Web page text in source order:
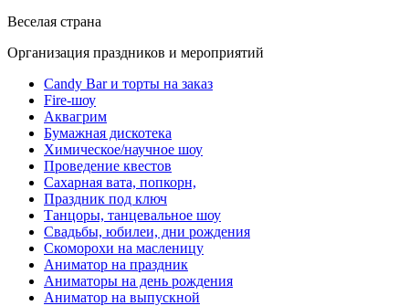
Веселая страна
Организация праздников и мероприятий
Candy Bar и торты на заказ
Fire-шоу
Аквагрим
Бумажная дискотека
Химическое/научное шоу
Проведение квестов
Сахарная вата, попкорн,
Праздник под ключ
Танцоры, танцевальное шоу
Свадьбы, юбилеи, дни рождения
Скоморохи на масленицу
Аниматор на праздник
Аниматоры на день рождения
Аниматор на выпускной